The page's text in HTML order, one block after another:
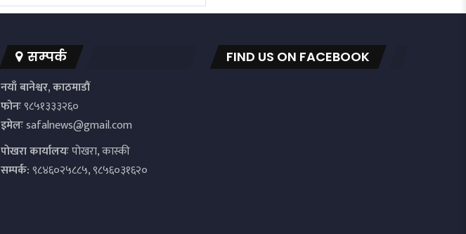
सम्पर्क
नयाँ बानेश्वर, काठमाडौं
फोनः९८५१३३३२६०
इमेलःsafalnews@gmail.com
पाेखरा कार्यालयःपोखरा, कास्की
सम्पर्क:९८४६०२५८८५, ९८५६०३१६२०
FIND US ON FACEBOOK